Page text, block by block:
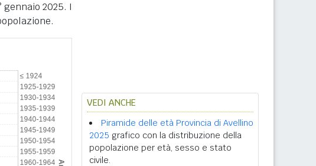
2025. I
VEDI ANCHE
Piramide delle età Provincia di Avellino
2025 grafico con la distribuzione della
popolazione per età, sesso e stato
civile.